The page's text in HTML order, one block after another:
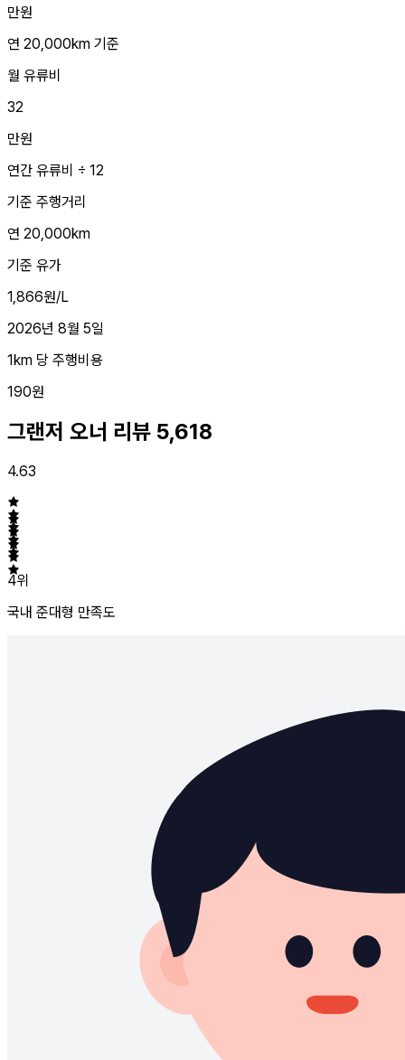
만원
연 20,000km 기준
월 유류비
32
만원
연간 유류비 ÷ 12
기준 주행거리
연 20,000km
기준 유가
1,866원/L
2026년 8월 5일
1km 당 주행비용
190원
그랜저 오너 리뷰 5,618
4.63
4위
국내 준대형 만족도